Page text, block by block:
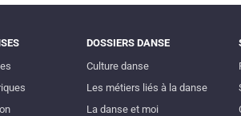
DOSSIERS DANSE
Culture danse
Les métiers liés à la danse
La danse et moi